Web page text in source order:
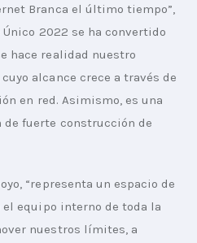
Branca el último tiempo”,
2022 se ha convertido
hace realidad nuestro
alcance crece a través de
en red. Asimismo, es una
de fuerte construcción de
“representa un espacio de
equipo interno de toda la
nuestros límites, a